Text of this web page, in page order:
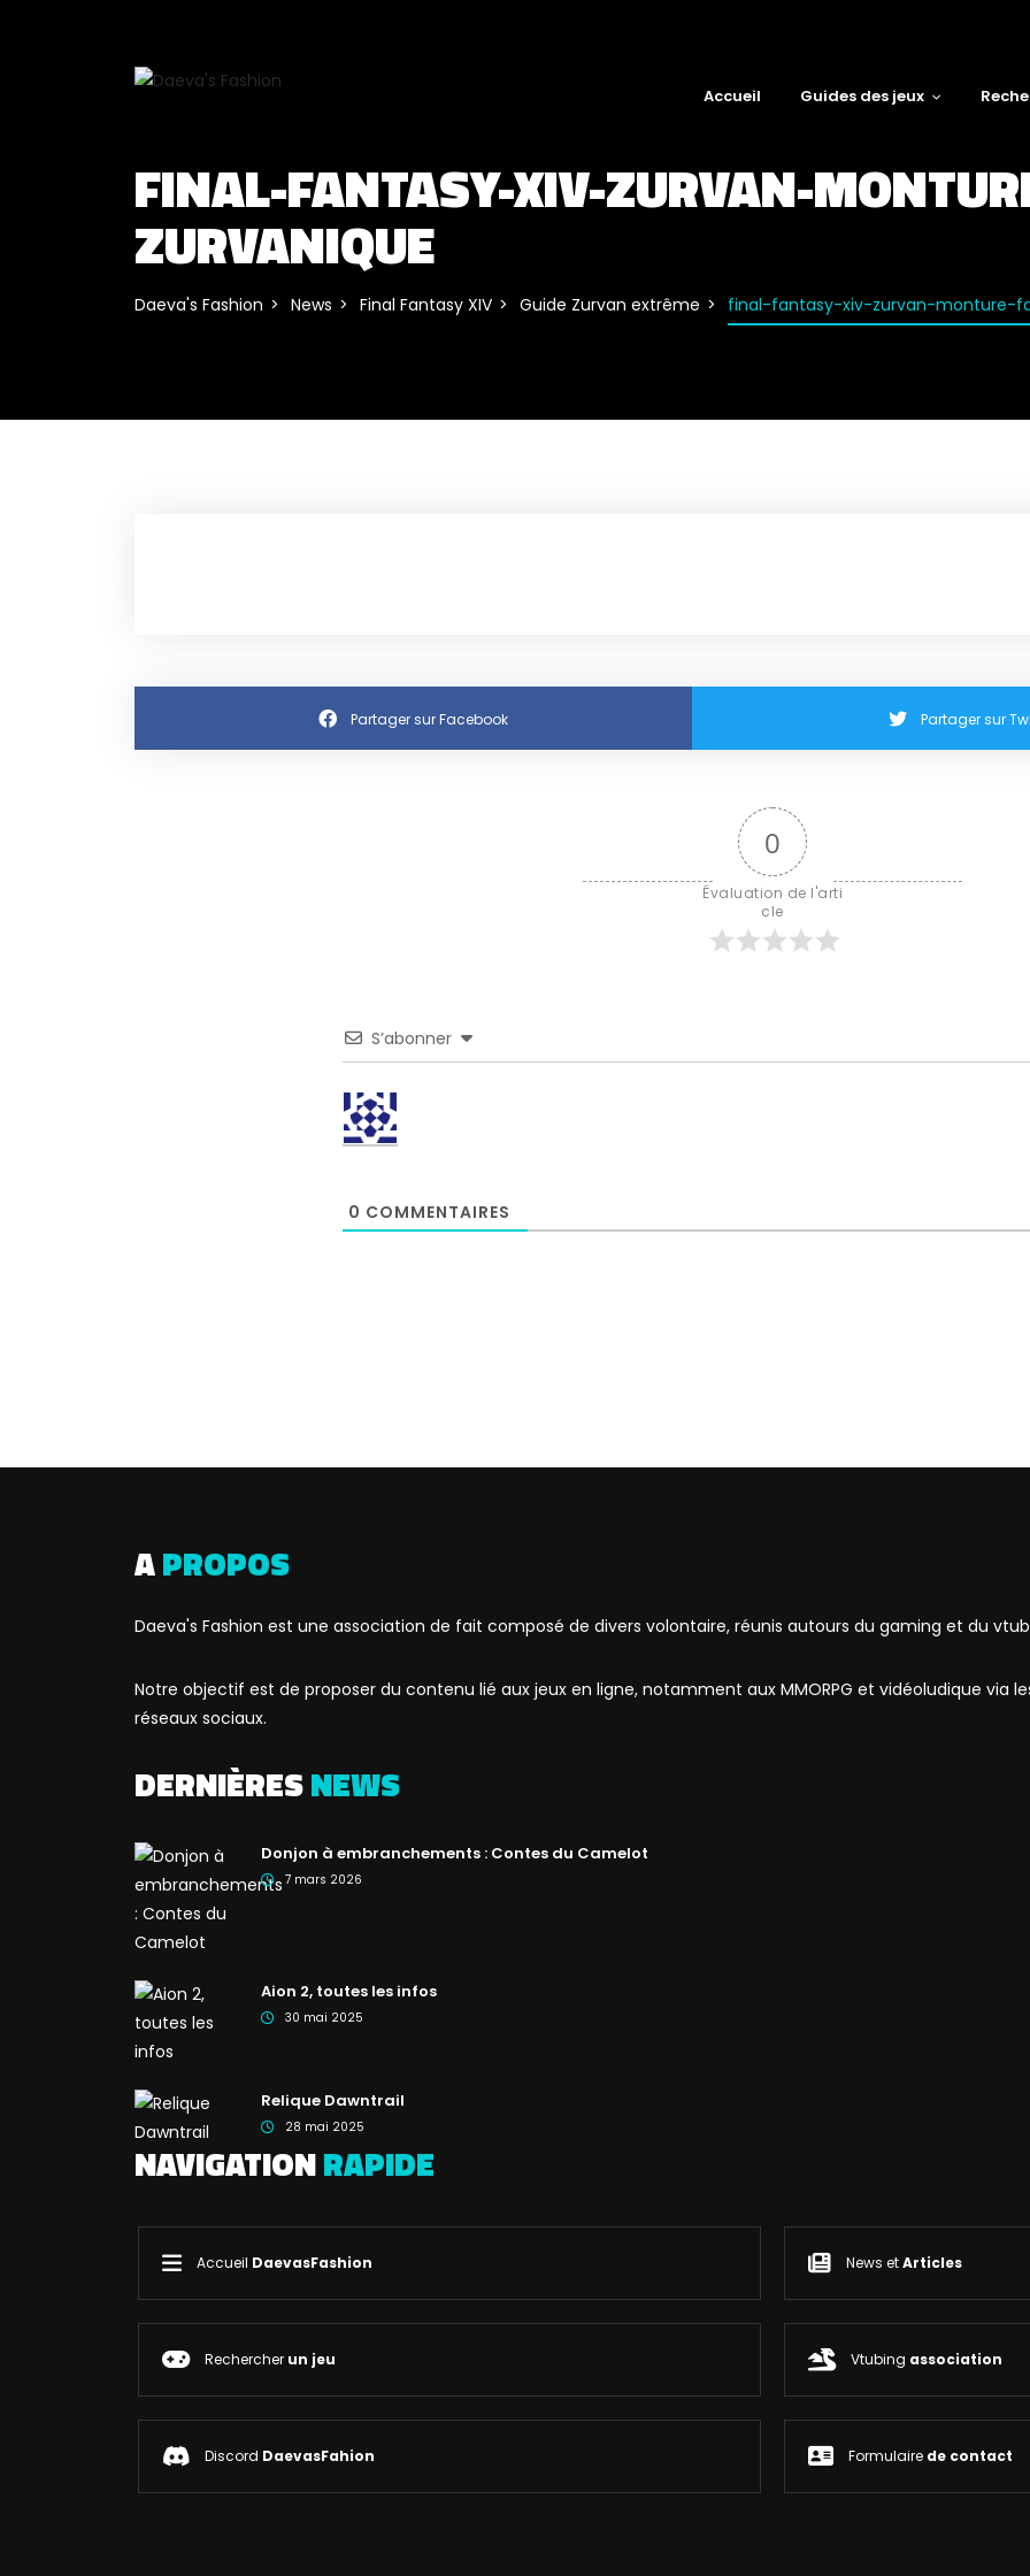
Accueil Guides des jeux
FINAL-FANTASY-XIV-ZURVAN-
ZURVANIQUE
Daeva's Fashion News Final Fantasy XIV Guide Zurvan extrême final-fantasy-xiv-zurvan-monture-
Partager sur Facebook Partager sur
0
Évaluation de l'arti
cle
S’abonner
0 COMMENTAIRES
APROPOS
Daeva's Fashion est une association de fait composé de divers volontaire, réunis autours du gaming et du
Notre objectif est de proposer du contenu lié aux jeux en ligne, notamment aux MMORPG et vidéoludique via
réseaux sociaux.
DERNIÈRESNEWS
Donjon à embranchements : Contes du Camelot
7 mars 2026
Aion 2, toutes les infos
30 mai 2025
Relique Dawntrail
28 mai 2025
NAVIGATIONRAPIDE
Accueil DaevasFashion News etArticles
Rechercher un jeu Vtubing association
Discord DaevasFahion Formulaire de contact